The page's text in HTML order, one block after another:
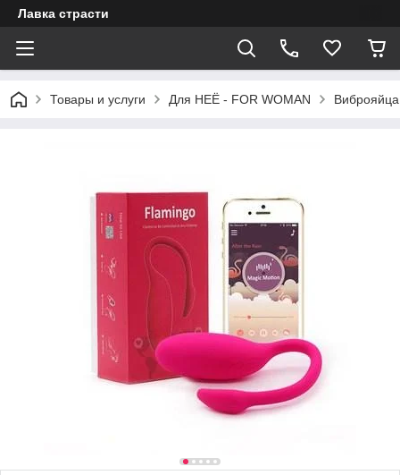
Лавка страсти
Товары и услуги Для НЕЁ - FOR WOMAN Виброяйца